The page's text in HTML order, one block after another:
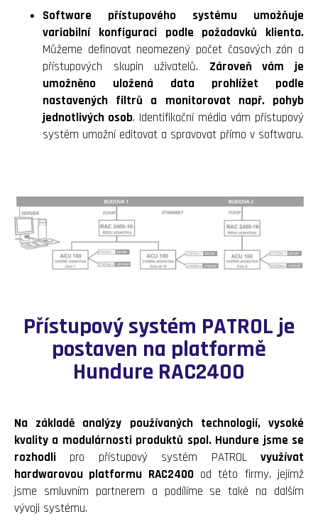
Software přístupového systému umožňuje
variabilní konfiguraci podle požadavků klienta.
Můžeme definovat neomezený počet časových zón a
přístupových skupin uživatelů. Zároveň vám je
umožněno uložená data prohlížet podle
nastavených filtrů a monitorovat např. pohyb
jednotlivých osob. Identifikační média vám přístupový
systém umožní editovat a spravovat přímo v softwaru.
Přístupový systém PATROL je
postaven na platformě
Hundure RAC2400
Na základě analýzy používaných technologií, vysoké
kvality a modulárnosti produktů spol. Hundure jsme se
rozhodli pro přístupový systém PATROL využívat
hardwarovou platformu RAC2400od této firmy, jejímž
jsme smluvním partnerem a podílíme se také na dalším
vývoji systému.